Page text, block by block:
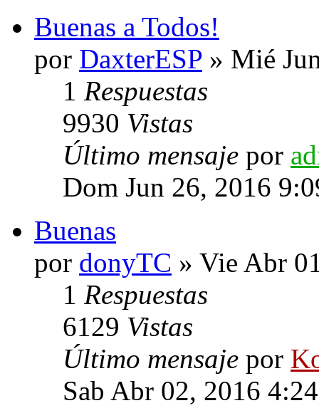
Buenas a Todos!
por DaxterESP » Mié
1 Respuestas
9930 Vistas
Último mensaje por
Dom Jun 26, 2016
Buenas
por donyTC » Vie Abr
1 Respuestas
6129 Vistas
Último mensaje por
Sab Abr 02, 2016